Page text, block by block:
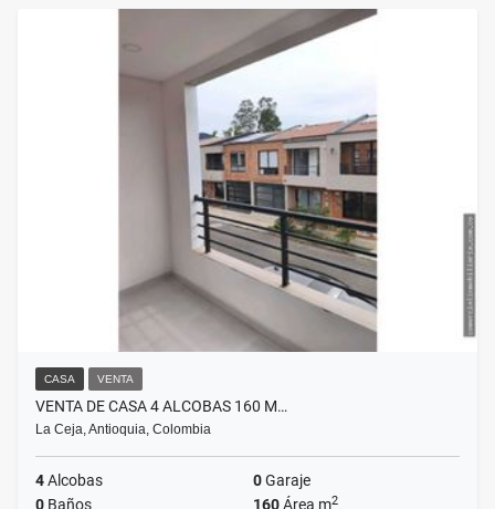
CASA VENTA
VENTA DE CASA 4 ALCOBAS 160 M…
La Ceja, Antioquia, Colombia
4Alcobas 0Garaje
0 Baños 160Área m2